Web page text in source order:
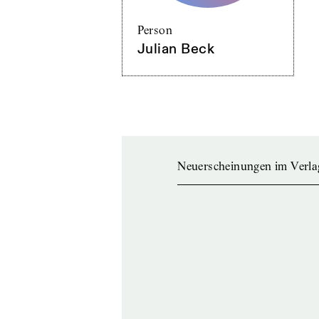
Person
Julian Beck
Neuerscheinungen im